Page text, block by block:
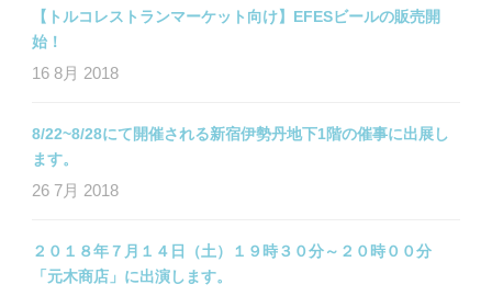
【トルコレストランマーケット向け】EFESビールの販売開
始！
16 8月 2018
8/22~8/28にて開催される新宿伊勢丹地下1階の催事に出展し
ます。
26 7月 2018
２０１８年７月１４日（土）１９時３０分～２０時００分
「元木商店」に出演します。